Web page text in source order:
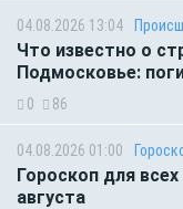
04.08.2026 13:04
Что известно о
Подмосковье:
0 86
04.08.2026 01:00
Гороскоп для
августа